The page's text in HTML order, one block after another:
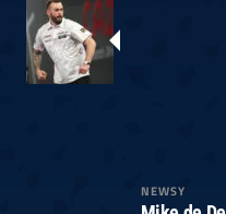
NEWSY